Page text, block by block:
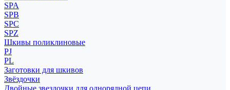
SPA
SPB
SPC
SPZ
Шкивы поликлиновые
PJ
PL
Заготовки для шкивов
Звёздочки
Двойные звездочки для однорядной цепи